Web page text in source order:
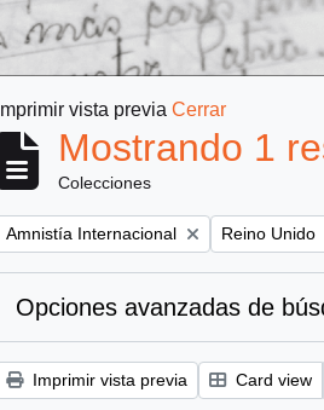
Imprimir vista previa Cerrar
Mostrando 1
Colecciones
Remove filter:
Amnistía Internacional Remove filter:
Reino Unido
Opciones avanzadas de
Imprimir vista previa Card view